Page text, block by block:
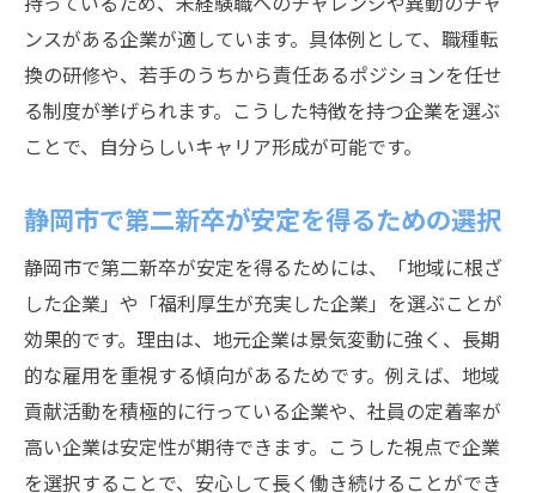
ンスがある企業が適しています。具体例として、職種転
換の研修や、若手のうちから責任あるポジションを任せ
る制度が挙げられます。こうした特徴を持つ企業を選ぶ
ことで、自分らしいキャリア形成が可能です。
静岡市で第二新卒が安定を得るための選択
静岡市で第二新卒が安定を得るためには、「地域に根ざ
した企業」や「福利厚生が充実した企業」を選ぶことが
効果的です。理由は、地元企業は景気変動に強く、長期
的な雇用を重視する傾向があるためです。例えば、地域
貢献活動を積極的に行っている企業や、社員の定着率が
高い企業は安定性が期待できます。こうした視点で企業
を選択することで、安心して長く働き続けることができ